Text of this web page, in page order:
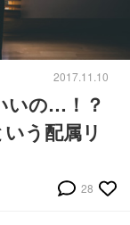
2017.11.10
いの…！？
う配属リ
28